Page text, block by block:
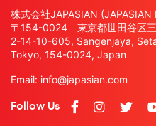
株式会社JAPASIAN (JAPASIAN
〒154-0024 東京都世田谷区
2-14-10-605, Sangenjaya,
Tokyo, 154-0024, Japan
Email: info@japasian.com
Follow Us